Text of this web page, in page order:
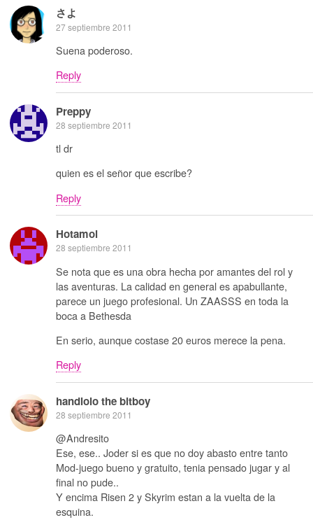
さよ
27 septiembre 2011
Suena poderoso.
Reply
Preppy
28 septiembre 2011
tl dr
quien es el señor que escribe?
Reply
Hotamol
28 septiembre 2011
Se nota que es una obra hecha por amantes del rol y
las aventuras. La calidad en general es apabullante,
parece un juego profesional. Un ZAASSS en toda la
boca a Bethesda
En serio, aunque costase 20 euros merece la pena.
Reply
handlolo the bitboy
28 septiembre 2011
@Andresito
Ese, ese.. Joder si es que no doy abasto entre tanto
Mod-juego bueno y gratuito, tenia pensado jugar y al
final no pude..
Y encima Risen 2 y Skyrim estan a la vuelta de la
esquina.